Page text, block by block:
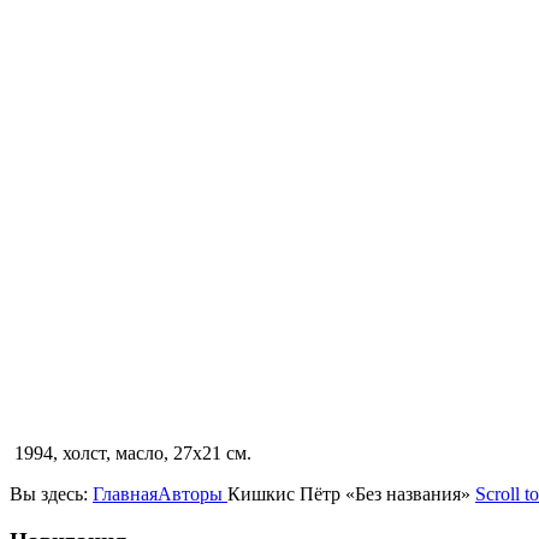
1994, холст, масло, 27х21 см.
Вы здесь: ГлавнаяАвторы Кишкис Пётр «Без названия» Scroll